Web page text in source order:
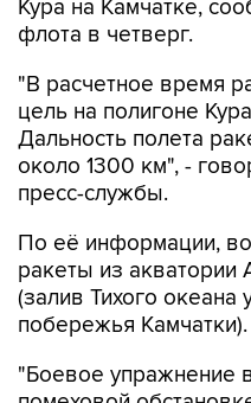
"В расчетное время
Дальность полета
около 1300 км", -
пресс-службы.
По её информации,
(залив Тихого океана
побережья Камчатки).
"Боевое упражнение
службе ТОФ.